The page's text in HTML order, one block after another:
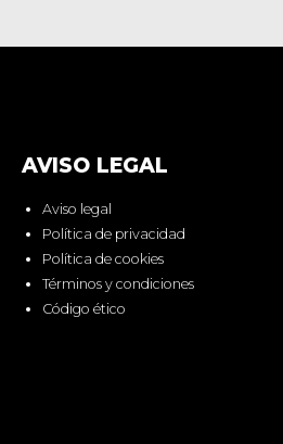
AVISO LEGAL
Aviso legal
Política de privacidad
Política de cookies
Términos y condiciones
Código ético